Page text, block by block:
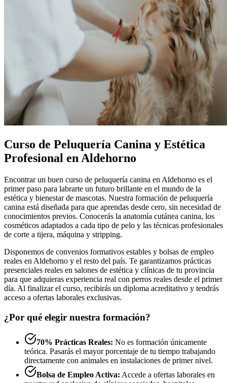
Curso de Peluquería Canina y Estética
Profesional en Aldehorno
Encontrar un buen curso de peluquería canina en Aldehorno es el
primer paso para labrarte un futuro brillante en el mundo de la
estética y bienestar de mascotas. Nuestra formación de peluquería
canina está diseñada para que aprendas desde cero, sin necesidad de
conocimientos previos. Conocerás la anatomía cutánea canina, los
cosméticos adaptados a cada tipo de pelo y las técnicas profesionales
de corte a tijera, máquina y stripping.
Disponemos de convenios formativos estables y bolsas de empleo
reales en Aldehorno y el resto del país. Te garantizamos prácticas
presenciales reales en salones de estética y clínicas de tu provincia
para que adquieras experiencia real con perros reales desde el primer
día. Al finalizar el curso, recibirás un diploma acreditativo y tendrás
acceso a ofertas laborales exclusivas.
¿Por qué elegir nuestra formación?
70% Prácticas Reales: No es formación únicamente
teórica. Pasarás el mayor porcentaje de tu tiempo trabajando
directamente con animales en instalaciones de primer nivel.
Bolsa de Empleo Activa: Accede a ofertas laborales en